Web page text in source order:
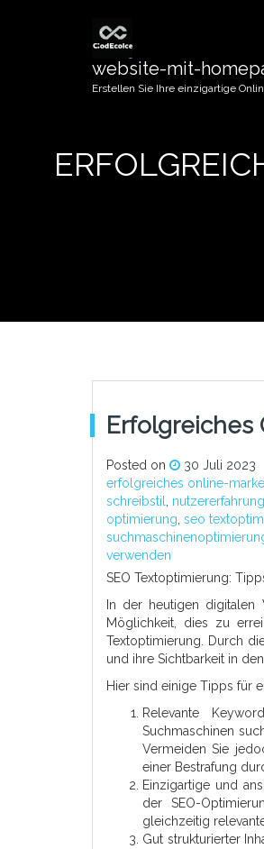
website-mit-
Erstellen Sie Ihre einzigartige
Erfolgreiches
Posted on 30 Juli 2023
erfolgreiches online-
schreibstil
nutzererfahrung
optimierung seo
verwenden
SEO Textoptimierung:
In der heutigen
Möglichkeit, dies zu
Textoptimierung. Durch
und ihre Sichtbarkeit in
Hier sind einige Tipps für
Relevante
Suchmaschinen
Vermeiden Sie
einer Bestrafung
Einzigartige und
der SEO-
gleichzeitig
Gut strukturierter